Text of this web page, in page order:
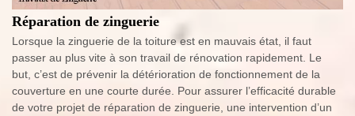
Réparation de zinguerie
Lorsque la zinguerie de la toiture est en mauvais état, il faut
passer au plus vite à son travail de rénovation rapidement. Le
but, c’est de prévenir la détérioration de fonctionnement de la
couverture en une courte durée. Pour assurer l’efficacité durable
de votre projet de réparation de zinguerie, une intervention d’un